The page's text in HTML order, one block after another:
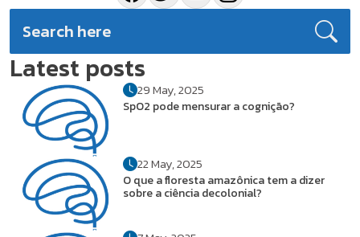
Latest posts
29 May, 2025
SpO2 pode mensurar a cognição?
22 May, 2025
O que a floresta amazônica tem a dizer
sobre a ciência decolonial?